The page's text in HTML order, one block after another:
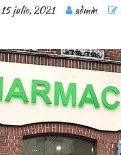
15 julio, 2021 admin